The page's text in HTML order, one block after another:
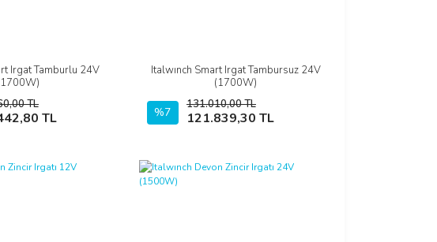
Irgat Tamburlu 24V
TL
TL
İncele
Ekle
Italwınch Smart Irgat Tambursuz 24V
(1700W)
%7
131.010,00 TL
121.839,30 TL
İncele
Sepete Ekle